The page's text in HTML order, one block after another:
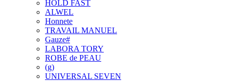
HOLD FAST
ALWEL
Honnete
TRAVAIL MANUEL
Gauze#
LABORA TORY
ROBE de PEAU
(g)
UNIVERSAL SEVEN